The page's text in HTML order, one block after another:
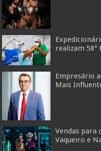
realizam 58ª
Empresário
Mais
Vendas para
Vaqueiro e